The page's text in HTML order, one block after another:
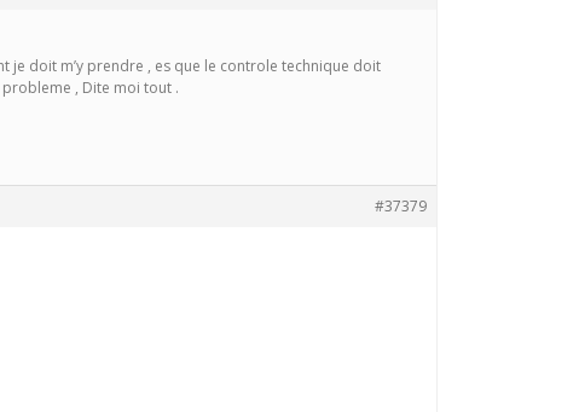
je doit m’y prendre , es que le controle technique doit
, Dite moi tout .
#37379